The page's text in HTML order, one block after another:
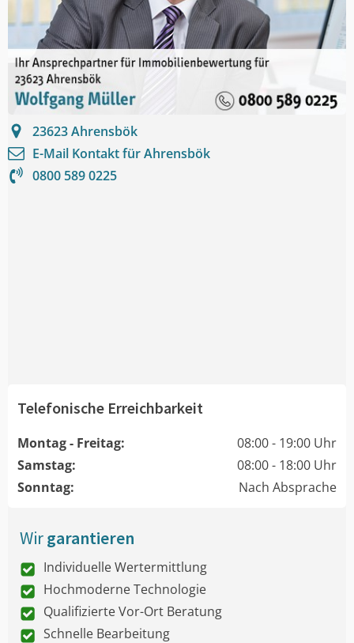
23623Ahrensbök
E-Mail Kontakt fürAhrensbök
0800 589 0225
Telefonische Erreichbarkeit
Montag - Freitag:
08:00 - 19:00 Uhr
Samstag:
08:00 - 18:00 Uhr
Sonntag:
Nach Absprache
Wirgarantieren
Individuelle Wertermittlung
Hochmoderne Technologie
Qualifizierte Vor-Ort Beratung
Schnelle Bearbeitung